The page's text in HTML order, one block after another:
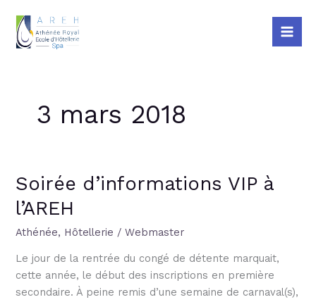
contenu
3 mars 2018
Soirée d’informations VIP à
l’AREH
Athénée, Hôtellerie /Webmaster
Le jour de la rentrée du congé de détente marquait,
cette année, le début des inscriptions en première
secondaire. À peine remis d’une semaine de carnaval(s),
Soirée
VIP
à